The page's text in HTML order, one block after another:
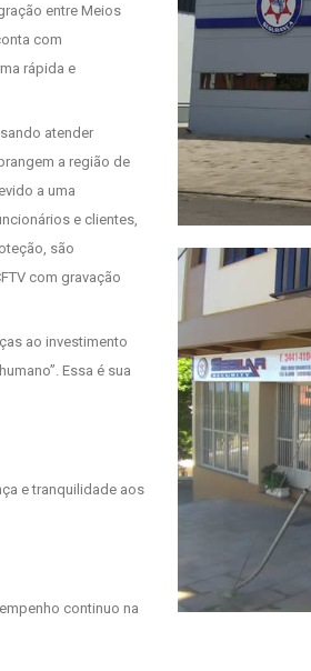
entre Meios
com
rápida e
atender
a região de
a uma
e clientes,
são
com gravação
ao investimento
Essa é sua
e tranquilidade aos
continuo na